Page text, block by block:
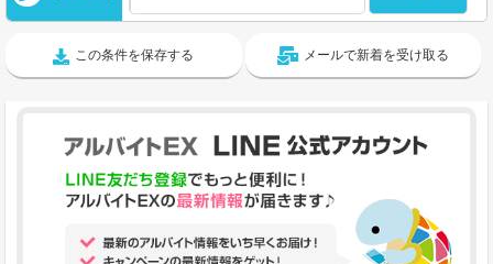
この条件を保存する メールで新着を受け取る